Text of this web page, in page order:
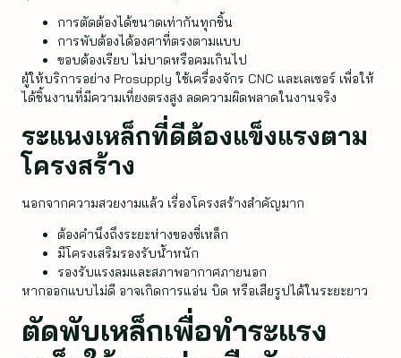
การตัดต้องได้ขนาดเท่ากันทุกชิ้น
การพับต้องได้องศาที่ตรงตามแบบ
ขอบต้องเรียบ ไม่บาดหรือคมเกินไป
ผู้ให้บริการอย่าง Prosupply ใช้เครื่องจักร CNC และเลเซอร์ เพื่อให้
ได้ชิ้นงานที่มีความเที่ยงตรงสูง ลดความผิดพลาดในงานจริง
ระแนงเหล็กที่ดีต้องแข็งแรงตาม
โครงสร้าง
นอกจากความสวยงามแล้ว เรื่องโครงสร้างสำคัญมาก
ต้องคำนึงถึงระยะห่างของซี่เหล็ก
มีโครงเสริมรองรับน้ำหนัก
รองรับแรงลมและสภาพอากาศภายนอก
หากออกแบบไม่ดี อาจเกิดการแอ่น บิด หรือเสียรูปได้ในระยะยาว
ตัดพับเหล็กเพื่อทำระแรง